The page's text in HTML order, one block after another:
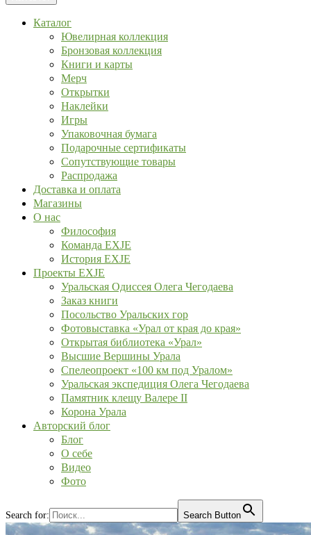
Каталог
Ювелирная коллекция
Бронзовая коллекция
Книги и карты
Мерч
Открытки
Наклейки
Игры
Упаковочная бумага
Подарочные сертификаты
Сопутствующие товары
Распродажа
Доставка и оплата
Магазины
О нас
Философия
Команда EXJE
История EXJE
Проекты EXJE
Уральская Одиссея Олега Чегодаева
Заказ книги
Посольство Уральских гор
Фотовыставка «Урал от края до края»
Открытая библиотека «Урал»
Высшие Вершины Урала
Спелеопроект «100 км под Уралом»
Уральская экспедиция Олега Чегодаева
Памятник клещу Валере II
Корона Урала
Авторский блог
Блог
О себе
Видео
Фото
Search for: Search Button